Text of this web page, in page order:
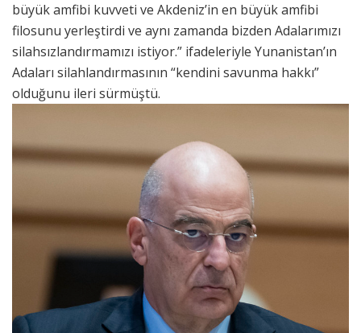
büyük amfibi kuvveti ve Akdeniz’in en büyük amfibi
filosunu yerleştirdi ve aynı zamanda bizden Adalarımızı
silahsızlandırmamızı istiyor.” ifadeleriyle Yunanistan’ın
Adaları silahlandırmasının “kendini savunma hakkı”
olduğunu ileri sürmüştü.